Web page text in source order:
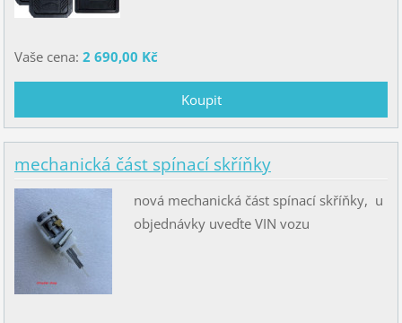
Vaše cena: 2 690,00 Kč
mechanická část spínací skříňky
nová mechanická část spínací skříňky, u
objednávky uveďte VIN vozu